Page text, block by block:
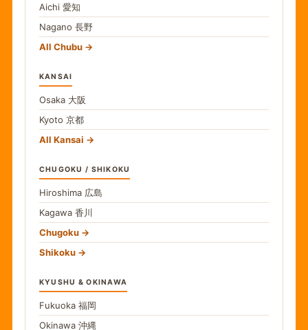
Aichi 愛知
Nagano 長野
All Chubu
KANSAI
Osaka 大阪
Kyoto 京都
All Kansai
CHUGOKU / SHIKOKU
Hiroshima 広島
Kagawa 香川
Chugoku
Shikoku
KYUSHU & OKINAWA
Fukuoka 福岡
Okinawa 沖縄